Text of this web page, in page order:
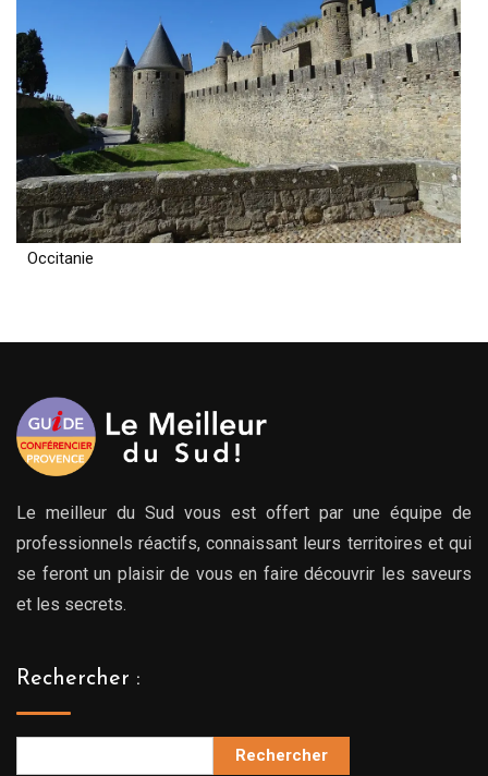
Occitanie
Le meilleur du Sud vous est offert par une équipe de
professionnels réactifs, connaissant leurs territoires et qui
se feront un plaisir de vous en faire découvrir les saveurs
et les secrets.
Rechercher :
Rechercher